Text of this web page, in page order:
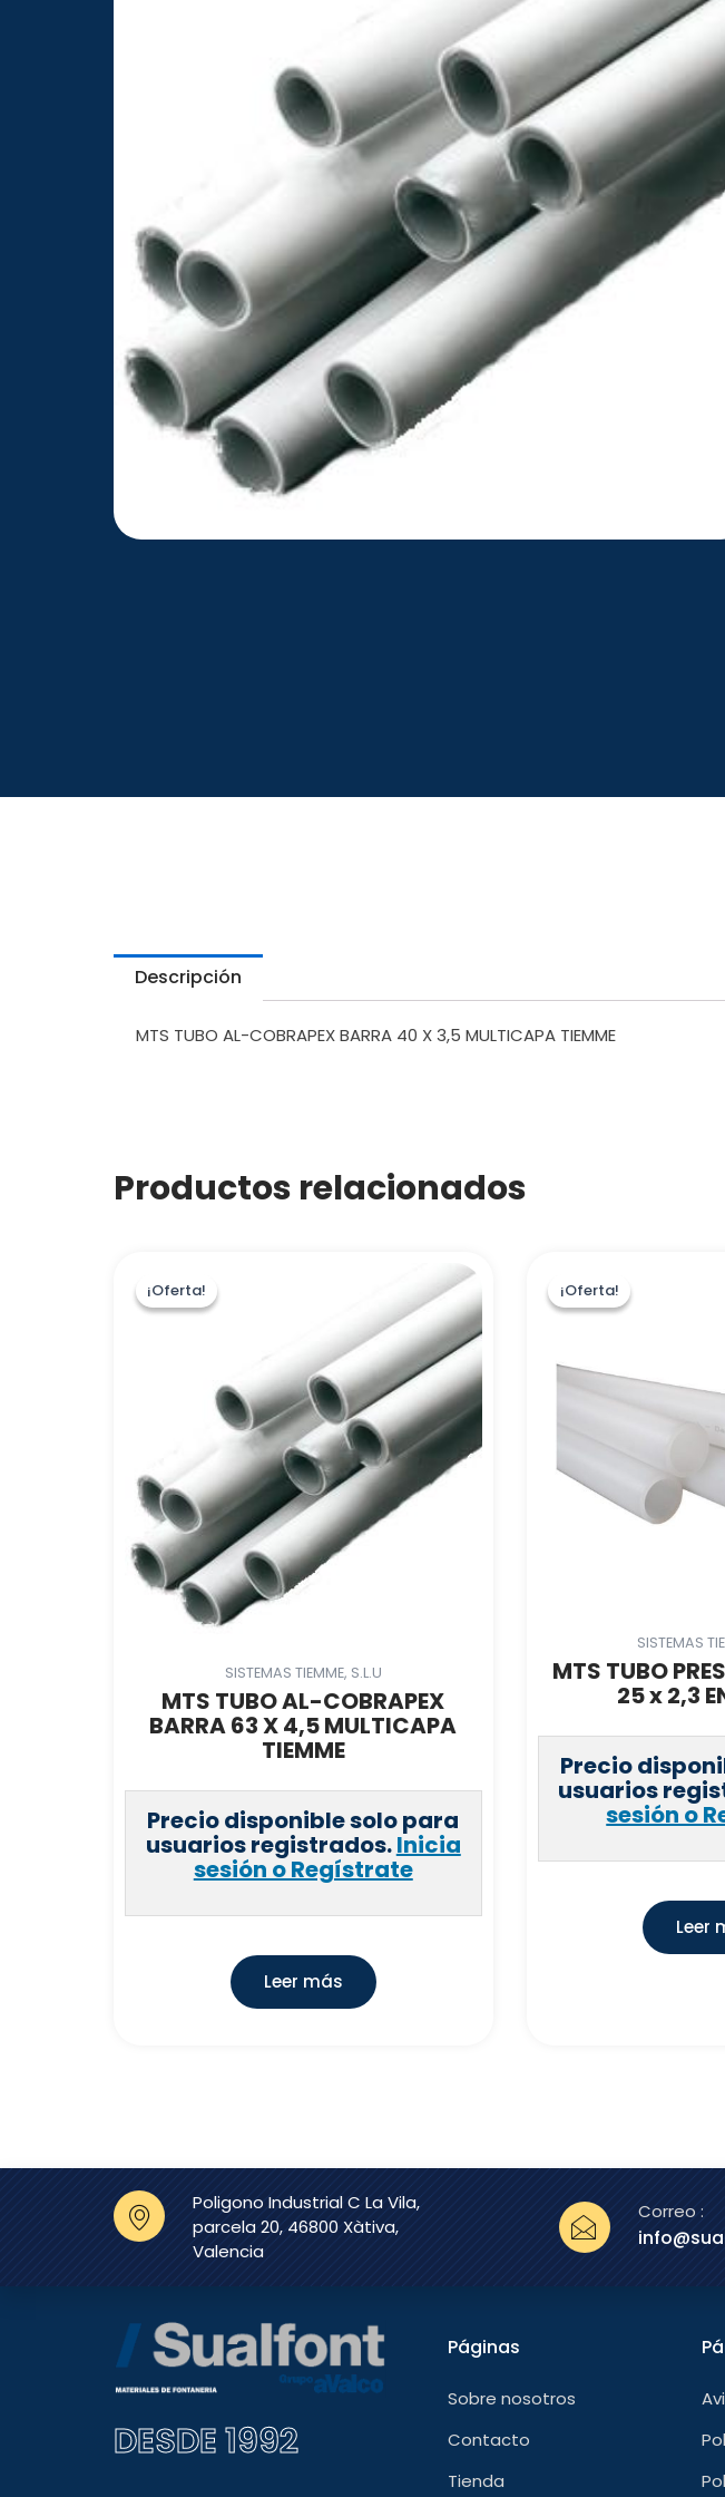
Descripción
MTS TUBO AL-COBRAPEX BARRA 40 X 3,5 MULTICAPA TIEMME
Productos relacionados
¡Oferta!
¡Oferta!
SISTEMAS TIEMME, S.L.U
MTS TUBO AL-COBRAPEX
BARRA 63 X 4,5 MULTICAPA
TIEMME
Precio disponible solo para
usuarios registrados.Inicia
sesión o Regístrate
Leer más
¡Oferta!
¡Oferta!
SISTEMAS
MTS TUBO
25 x 2,3
Precio
usuarios
sesión o
Leer
Poligono Industrial C La Vila,
parcela 20, 46800 Xàtiva,
Valencia
Correo :
DESDE 1992
Páginas
Sobre nosotros
Contacto
Tienda